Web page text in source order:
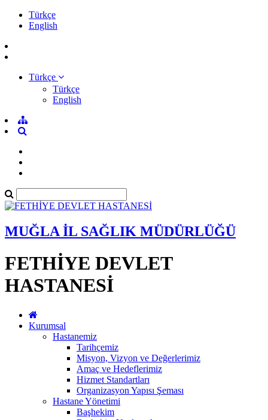
Türkçe
English
Türkçe
Türkçe
English
MUĞLA İL SAĞLIK MÜDÜRLÜĞÜ
FETHİYE DEVLET
HASTANESİ
Kurumsal
Hastanemiz
Tarihçemiz
Misyon, Vizyon ve Değerlerimiz
Amaç ve Hedeflerimiz
Hizmet Standartları
Organizasyon Yapısı Şeması
Hastane Yönetimi
Başhekim